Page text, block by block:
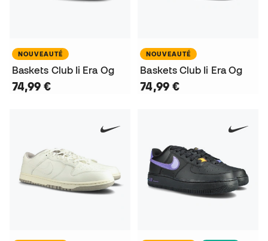
NOUVEAUTÉ
Baskets Club Ii Era Og
74,99 €
NOUVEAUTÉ
Baskets Club Ii Era Og
74,99 €